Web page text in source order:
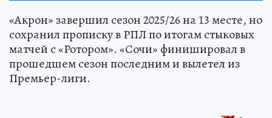
«Акрон» завершил сезон 2025/26 на 13 месте, но
сохранил прописку в РПЛ по итогам стыковых
матчей с «Ротором». «Сочи» финишировал в
прошедшем сезон последним и вылетел из
Премьер-лиги.